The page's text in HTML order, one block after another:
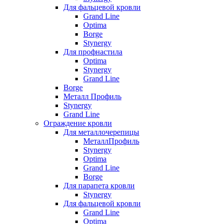
Для фальцевой кровли
Grand Line
Optima
Borge
Stynergy
Для профнастила
Optima
Stynergy
Grand Line
Borge
Металл Профиль
Stynergy
Grand Line
Ограждение кровли
Для металлочерепицы
МеталлПрофиль
Stynergy
Optima
Grand Line
Borge
Для парапета кровли
Stynergy
Для фальцевой кровли
Grand Line
Optima